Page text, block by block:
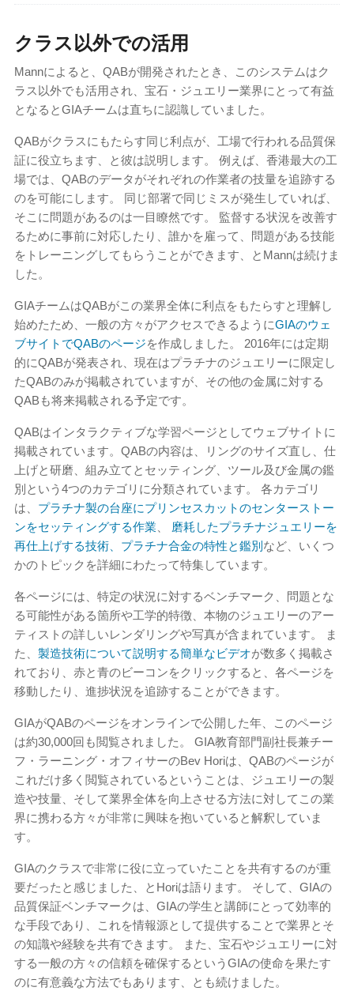
クラス以外での活用
Mannによると、QABが開発されたとき、このシステムはク
ラス以外でも活用され、宝石・ジュエリー業界にとって有益
となるとGIAチームは直ちに認識していました。
QABがクラスにもたらす同じ利点が、工場で行われる品質保
証に役立ちます、と彼は説明します。 例えば、香港最大の工
場では、QABのデータがそれぞれの作業者の技量を追跡する
のを可能にします。 同じ部署で同じミスが発生していれば、
そこに問題があるのは一目瞭然です。 監督する状況を改善す
るために事前に対応したり、誰かを雇って、問題がある技能
をトレーニングしてもらうことができます、とMannは続けま
した。
GIAチームはQABがこの業界全体に利点をもたらすと理解し
始めたため、一般の方々がアクセスできるようにGIAのウェ
ブサイトでQABのページを作成しました。 2016年には定期
的にQABが発表され、現在はプラチナのジュエリーに限定し
たQABのみが掲載されていますが、その他の金属に対する
QABも将来掲載される予定です。
QABはインタラクティブな学習ページとしてウェブサイトに
掲載されています。QABの内容は、リングのサイズ直し、仕
上げと研磨、組み立てとセッティング、ツール及び金属の鑑
別という4つのカテゴリに分類されています。 各カテゴリ
は、 プラチナ製の台座にプリンセスカットのセンターストー
ンをセッティングする作業
磨耗したプラチナジュエリーを
再仕上げする技術、プラチナ合金の特性と鑑別 など、いくつ
かのトピックを詳細にわたって特集しています。
各ページには、特定の状況に対するベンチマーク、問題とな
る可能性がある箇所や工学的特徴、本物のジュエリーのアー
ティストの詳しいレンダリングや写真が含まれています。 ま
た、 製造技術について説明する簡単なビデオが数多く掲載さ
れており、赤と青のビーコンをクリックすると、各ページを
移動したり、進捗状況を追跡することができます。
GIAがQABのページをオンラインで公開した年、このページ
は約30,000回も閲覧されました。 GIA教育部門副社長兼チー
フ・ラーニング・オフィサーのBev Horiは、QABのページが
これだけ多く閲覧されているということは、ジュエリーの製
造や技量、そして業界全体を向上させる方法に対してこの業
界に携わる方々が非常に興味を抱いていると解釈していま
す。
GIAのクラスで非常に役に立っていたことを共有するのが重
要だったと感じました、とHoriは語ります。 そして、GIAの
品質保証ベンチマークは、GIAの学生と講師にとって効率的
な手段であり、これを情報源として提供することで業界とそ
の知識や経験を共有できます。 また、宝石やジュエリーに対
する一般の方々の信頼を確保するというGIAの使命を果たす
のに有意義な方法でもあります、とも続けました。